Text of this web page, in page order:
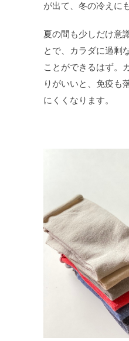
が出て、冬の冷えに
夏の間も少しだけ意
とで、カラダに過剰
ことができるはず。
りがいいと、免疫も
にくくなります。